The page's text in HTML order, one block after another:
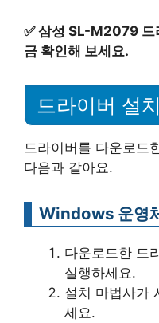
✅삼성 SL-M2079 드
금 확인해 보세요.
드라이버 설
드라이버를 다운로드
다음과 같아요.
Windows 운영
다운로드한 드
실행하세요.
설치 마법사가
세요.